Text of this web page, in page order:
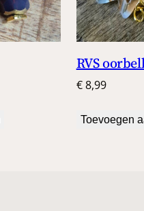
RVS
€8,99
Toevoegen